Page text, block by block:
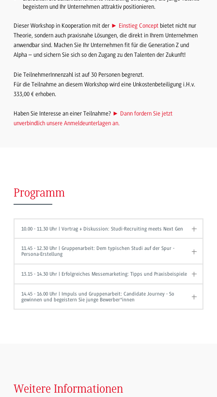
begeistern und Ihr Unternehmen attraktiv positionieren.
Dieser Workshop in Kooperation mit der ► Einstieg Concept bietet nicht nur
Theorie, sondern auch praxisnahe Lösungen, die direkt in Ihrem Unternehmen
anwendbar sind. Machen Sie Ihr Unternehmen fit für die Generation Z und
Alpha – und sichern Sie sich so den Zugang zu den Talenten der Zukunft!
Die TeilnehmerInnenzahl ist auf 30 Personen begrenzt.
Für die Teilnahme an diesem Workshop wird eine Unkostenbeteiligung i.H.v.
333,00 € erhoben.
Haben Sie Interesse an einer Teilnahme? ► Dann fordern Sie jetzt
unverbindlich unsere Anmeldeunterlagen an.
Programm
10.00 - 11.30 Uhr | Vortrag + Diskussion: Studi-Recruiting meets Next Gen
11.45 - 12.30 Uhr | Gruppenarbeit: Dem typischen Studi auf der Spur -
Persona-Erstellung
13.15 - 14.30 Uhr | Erfolgreiches Messemarketing: Tipps und Praxisbeispiele
14.45 - 16.00 Uhr | Impuls und Gruppenarbeit: Candidate Journey - So
gewinnen und begeistern Sie junge Bewerber*innen
Weitere Informationen